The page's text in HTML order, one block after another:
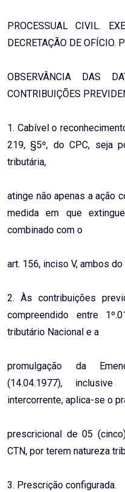
PROCESSUAL CIVIL.
DECRETAÇÃO DE OFÍCIO.
OBSERVÂNCIA DAS
CONTRIBUIÇÕES
1. Cabível o
219, §5º, do CPC, seja
tributária,
atinge não apenas a ação
medida em que
combinado com o
art. 156, inciso V, ambos do
2. Às contribuições
compreendido entre
tributário Nacional e a
promulgação da
(14.04.1977),
intercorrente, aplica-se o
prescricional de 05
CTN, por terem natureza
3. Prescrição configurada.